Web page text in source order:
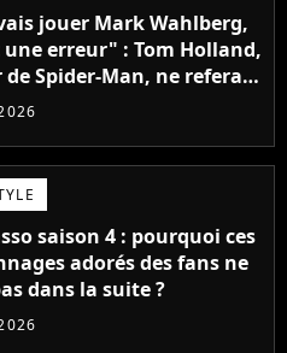
jouer Mark Wahlberg,
erreur" : Tom Holland,
de Spider-Man, ne referait
saison 4 : pourquoi ces
adorés des fans ne
dans la suite ?